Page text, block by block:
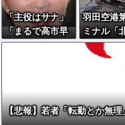
策｣の本
「主役はサナ」
「まるで高市早
苗のプロモーシ
殺到
羽田空港
ミナル「
テライト
→搭乗口
キロ歩か
【悲報】若者「転勤とか無